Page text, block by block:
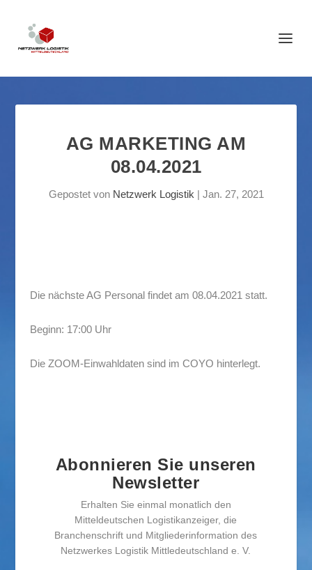
AG MARKETING AM
08.04.2021
Gepostet von Netzwerk Logistik | Jan. 27, 2021
Die nächste AG Personal findet am 08.04.2021 statt.
Beginn: 17:00 Uhr
Die ZOOM-Einwahldaten sind im COYO hinterlegt.
Abonnieren Sie unseren
Newsletter
Erhalten Sie einmal monatlich den
Mitteldeutschen Logistikanzeiger, die
Branchenschrift und Mitgliederinformation des
Netzwerkes Logistik Mittledeutschland e. V.